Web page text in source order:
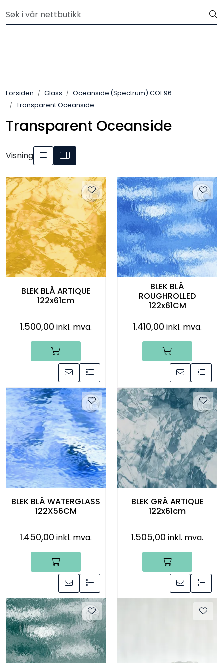
Velkommen til vår nye nettbutikk! Besøk Min side for mer
Forsiden Glass
Oceanside (Spectrum) COE96
Transparent Oceanside
Transparent Oceanside
Visning
BLEK BLÅ ARTIQUE
122x61cm
1.500,00 inkl. mva.
BLEK BLÅ
ROUGHROLLED
122x61CM
1.410,00 inkl. mva.
BLEK BLÅ WATERGLASS
122X56CM
1.450,00 inkl. mva.
BLEK GRÅ ARTIQUE
122x61cm
1.505,00 inkl. mva.
Pulverglasur
Håndverktøy
Maskiner
Ovner
Pensler
Råmaterialer
Gipsformer
Dekaler
Bøker